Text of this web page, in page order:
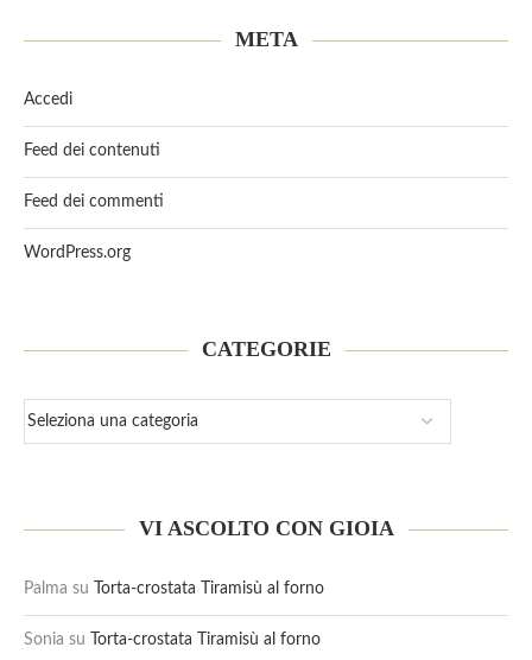
META
Accedi
Feed dei contenuti
Feed dei commenti
WordPress.org
CATEGORIE
VI ASCOLTO CON GIOIA
Palma su Torta-crostata Tiramisù al forno
Sonia su Torta-crostata Tiramisù al forno